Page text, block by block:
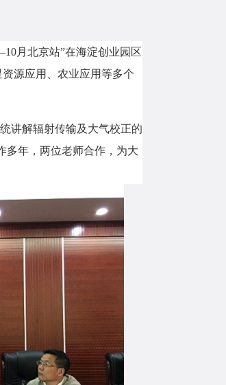
月北京站”在海淀创业园区
源应用、农业应用等多个
讲解辐射传输及大气校正的
多年，两位老师合作，为大